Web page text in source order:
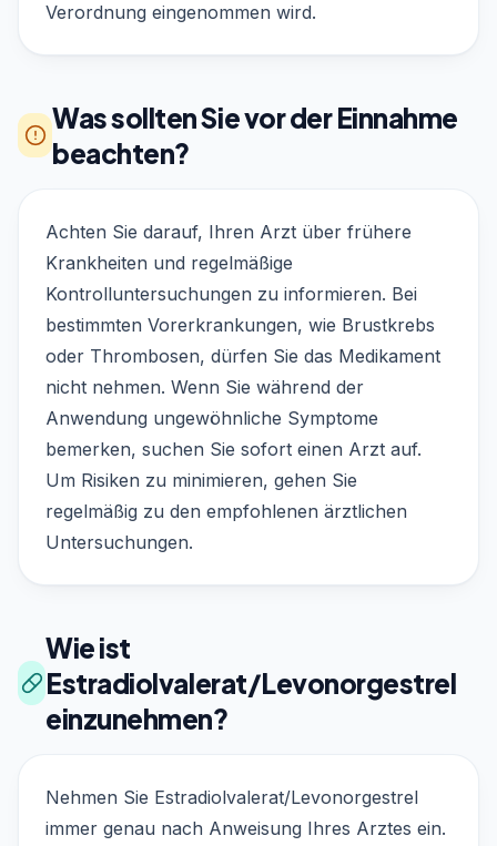
Verordnung eingenommen wird.
Was sollten Sie vor der Einnahme
beachten?
Achten Sie darauf, Ihren Arzt über frühere
Krankheiten und regelmäßige
Kontrolluntersuchungen zu informieren. Bei
bestimmten Vorerkrankungen, wie Brustkrebs
oder Thrombosen, dürfen Sie das Medikament
nicht nehmen. Wenn Sie während der
Anwendung ungewöhnliche Symptome
bemerken, suchen Sie sofort einen Arzt auf.
Um Risiken zu minimieren, gehen Sie
regelmäßig zu den empfohlenen ärztlichen
Untersuchungen.
Wie ist
Estradiolvalerat/Levonorgestrel
einzunehmen?
Nehmen Sie Estradiolvalerat/Levonorgestrel
immer genau nach Anweisung Ihres Arztes ein.